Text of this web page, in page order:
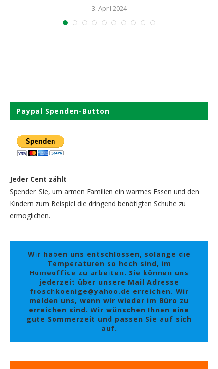
3. April 2024
Paypal Spenden-Button
Jeder Cent zählt
Spenden Sie, um armen Familien ein warmes Essen und den
Kindern zum Beispiel die dringend benötigten Schuhe zu
ermöglichen.
Wir haben uns entschlossen, solange die
Temperaturen so hoch sind, im
Homeoffice zu arbeiten. Sie können uns
jederzeit über unsere Mail Adresse
froschkoenige@yahoo.de erreichen. Wir
melden uns, wenn wir wieder im Büro zu
erreichen sind. Wir wünschen Ihnen eine
gute Sommerzeit und passen Sie auf sich
auf.